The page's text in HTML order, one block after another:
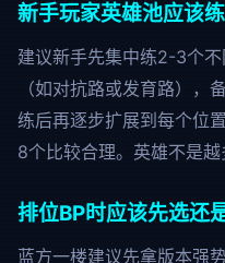
新手玩家英雄池应该练
建议新手先集中练2-3个
（如对抗路或发育路），
练后再逐步扩展到每个位
8个比较合理。英雄不是越
排位BP时应该先选还
蓝方一楼建议先拿版本强